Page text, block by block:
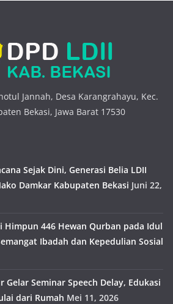
Jannah, Desa Karangrahayu, Kec.
Bekasi, Jawa Barat 17530
Sejak Dini, Generasi Belia LDII
Damkar Kabupaten Bekasi Juni 22,
Himpun 446 Hewan Qurban pada Idul
Ibadah dan Kepedulian Sosial
Gelar Seminar Speech Delay, Edukasi
dari Rumah Mei 11, 2026